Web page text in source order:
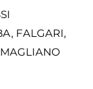
FALGARI,